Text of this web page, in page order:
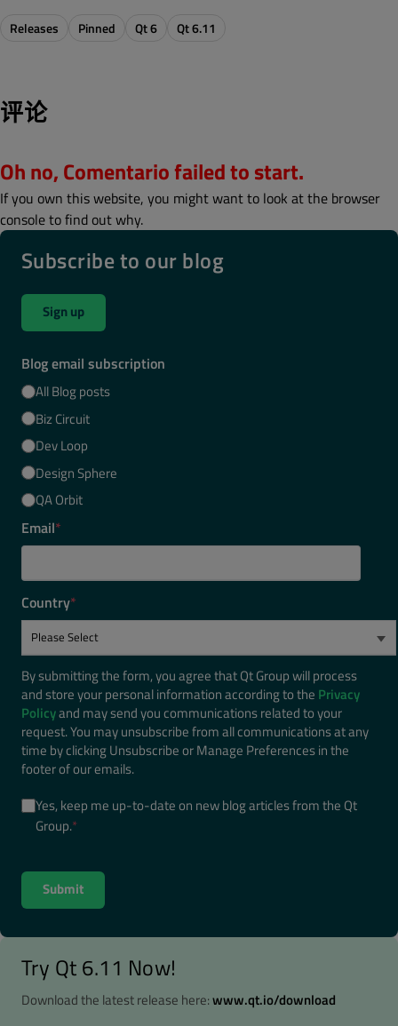
Releases Pinned Qt 6 Qt 6.11
评论
Oh no, Comentario failed to start.
If you own this website, you might want to look at the browser
console to find out why.
Subscribe to our blog
Sign up
Blog email subscription
All Blog posts
Biz Circuit
Dev Loop
Design Sphere
QA Orbit
Email*
Country*
By submitting the form, you agree that Qt Group will process
and store your personal information according to the Privacy
Policyand may send you communications related to your
request. You may unsubscribe from all communications at any
time by clicking Unsubscribe or Manage Preferences in the
footer of our emails.
Yes, keep me up-to-date on new blog articles from the Qt
Group.*
Try Qt 6.11 Now!
Download the latest release here:www.qt.io/download